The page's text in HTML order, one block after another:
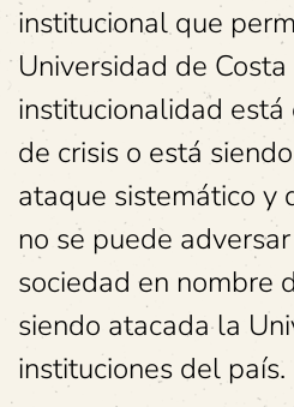
institucional que
Universidad de Costa
institucionalidad está
de crisis o está
ataque sistemático y
no se puede
sociedad en nombre
siendo atacada la
instituciones del país.